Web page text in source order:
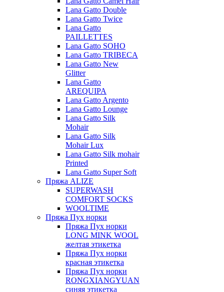
Lana Gatto Double
Lana Gatto Twice
Lana Gatto
PAILLETTES
Lana Gatto SOHO
Lana Gatto TRIBECA
Lana Gatto New
Glitter
Lana Gatto
AREQUIPA
Lana Gatto Argento
Lana Gatto Lounge
Lana Gatto Silk
Mohair
Lana Gatto Silk
Mohair Lux
Lana Gatto Silk mohair
Printed
Lana Gatto Super Soft
Пряжа ALIZE
SUPERWASH
COMFORT SOCKS
WOOLTIME
Пряжа Пух норки
Пряжа Пух норки
LONG MINK WOOL
желтая этикетка
Пряжа Пух норки
красная этикетка
Пряжа Пух норки
RONGXIANGYUAN
синяя этикетка